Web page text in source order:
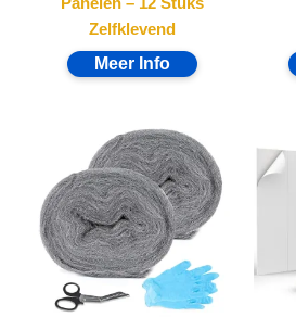
Panelen – 12 Stuks
Zelfklevend